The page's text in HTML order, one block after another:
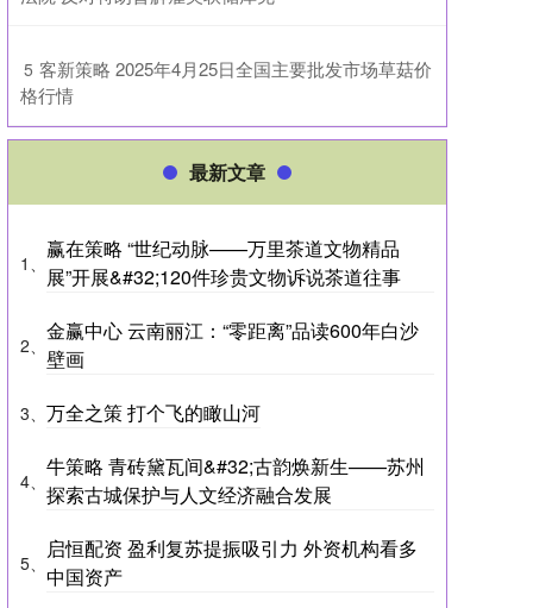
5 ​客新策略 2025年4月25日全国主要批发市场草菇价
格行情
最新文章
1、
赢在策略 “世纪动脉——万里茶道文物精品
展”开展&#32;120件珍贵文物诉说茶道往事
2、
金赢中心 云南丽江：“零距离”品读600年白沙
壁画
3、 万全之策 打个飞的瞰山河
4、
牛策略 青砖黛瓦间&#32;古韵焕新生——苏州
探索古城保护与人文经济融合发展
5、
启恒配资 盈利复苏提振吸引力 外资机构看多
中国资产